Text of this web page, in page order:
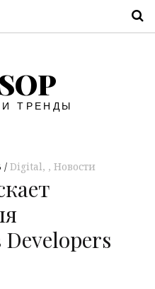
ТРЕНДЫ
Digital, Новости